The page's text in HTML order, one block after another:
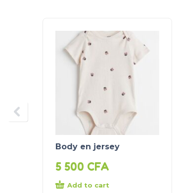
Body en jersey
5 500 CFA
Add to cart